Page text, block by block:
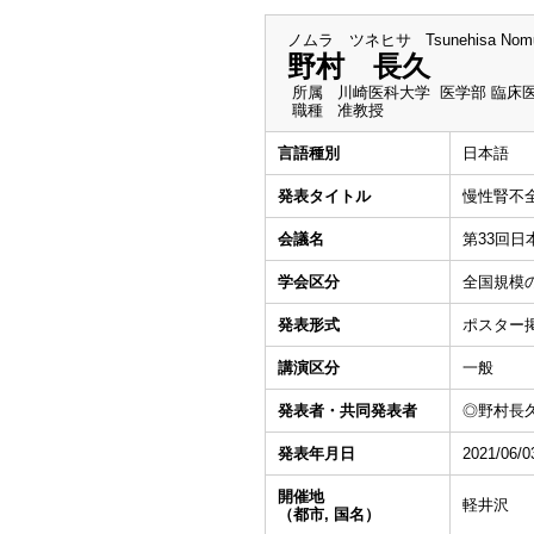
ノムラ ツネヒサ Tsunehisa
野村 長久
所属
川崎医科大学 医学部 臨床
職種
准教授
言語種別 日本語
発表タイトル 慢性腎不
会議名 第33回日
学会区分 全国規模
発表形式 ポスター
講演区分 一般
発表者・共同発表者 ◎野村長
発表年月日 2021/06/
開催地
（都市, 国名）
軽井沢